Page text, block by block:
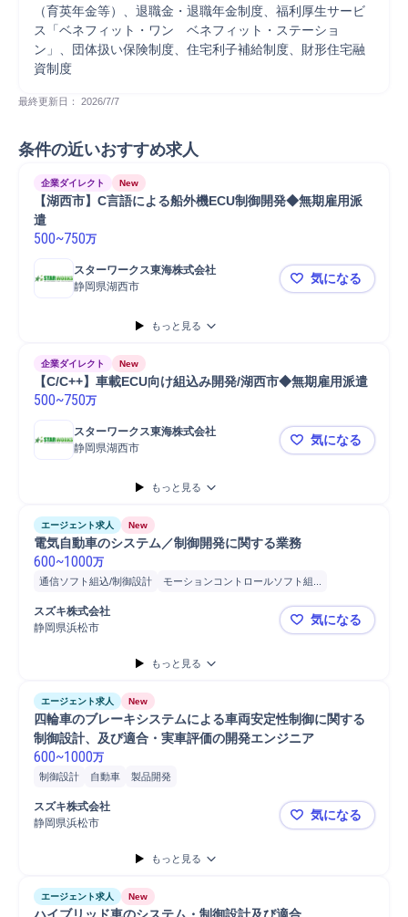
（育英年金等）、退職金・退職年金制度、福利厚生サービ
ス「ベネフィット・ワン　ベネフィット・ステーショ
ン」、団体扱い保険制度、住宅利子補給制度、財形住宅融
資制度
最終更新日： 2026/7/7
条件の近いおすすめ求人
企業ダイレクト New
【湖西市】C言語による船外機ECU制御開発◆無期雇用派
遣
500~750万
スターワークス東海株式会社
静岡県湖西市
【湖西市】
気になる
もっと見る
企業ダイレクト New
【C/C++】車載ECU向け組込み開発/湖西市◆無期雇用派遣
500~750万
スターワークス東海株式会社
静岡県湖西市
【C/C++】
気になる
もっと見る
エージェント求人 New
電気自動車のシステム／制御開発に関する業務
600~1000万
通信ソフト組込/制御設計
モーションコントロールソフト組...
画像ソフト組込/制御設計
システム設計
モーター
スズキ株式会社
静岡県浜松市
電気自動車
気になる
もっと見る
エージェント求人 New
四輪車のブレーキシステムによる車両安定性制御に関する
制御設計、及び適合・実車評価の開発エンジニア
600~1000万
制御設計 自動車 製品開発
スズキ株式会社
静岡県浜松市
四輪車のブ
気になる
もっと見る
エージェント求人 New